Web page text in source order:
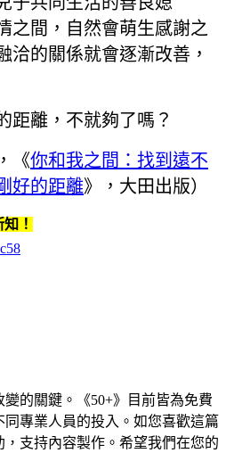
之間，自然會萌生感謝之
洽的關係就會逐漸改善，
距離，不就夠了嗎？
《你和我之間：找到遠不
好的距離》，大田出版）
！
的關鍵。《50+》目前皆為免費
專業人員的投入。如您喜歡這篇
支持內容製作。希望我們在您的